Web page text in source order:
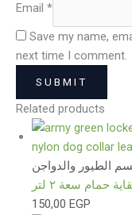
Email *
Save my name,
next time I comment.
Related products
الطيور والدواجن
حمام سعة ٢ لتر
150,00 EGP